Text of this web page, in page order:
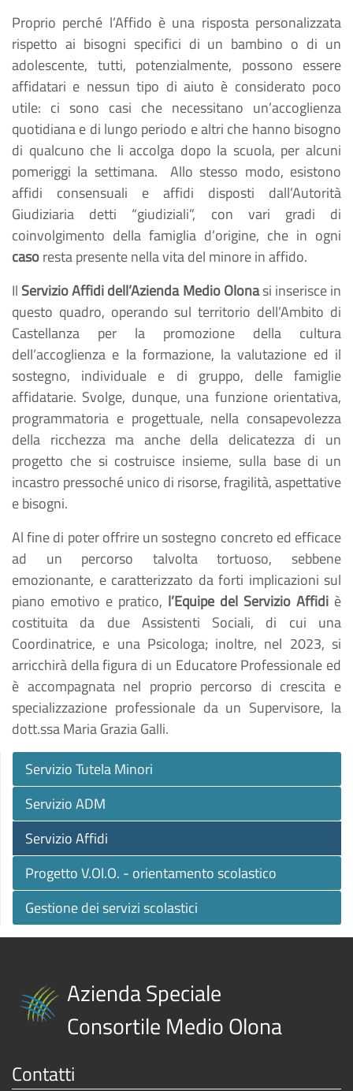
Proprio perché l’Affido è una risposta personalizzata
rispetto ai bisogni specifici di un bambino o di un
adolescente, tutti, potenzialmente, possono essere
affidatari e nessun tipo di aiuto è considerato poco
utile: ci sono casi che necessitano un’accoglienza
quotidiana e di lungo periodo e altri che hanno bisogno
di qualcuno che li accolga dopo la scuola, per alcuni
pomeriggi la settimana. Allo stesso modo, esistono
affidi consensuali e affidi disposti dall’Autorità
Giudiziaria detti “giudiziali”, con vari gradi di
coinvolgimento della famiglia d’origine, che in ogni
casoresta presente nella vita del minore in affido.
Il Servizio Affidi dell’Azienda Medio Olonasi inserisce in
questo quadro, operando sul territorio dell’Ambito di
Castellanza per la promozione della cultura
dell’accoglienza e la formazione, la valutazione ed il
sostegno, individuale e di gruppo, delle famiglie
affidatarie. Svolge, dunque, una funzione orientativa,
programmatoria e progettuale, nella consapevolezza
della ricchezza ma anche della delicatezza di un
progetto che si costruisce insieme, sulla base di un
incastro pressoché unico di risorse, fragilità, aspettative
e bisogni.
Al fine di poter offrire un sostegno concreto ed efficace
ad un percorso talvolta tortuoso, sebbene
emozionante, e caratterizzato da forti implicazioni sul
piano emotivo e pratico, l’Equipe del Servizio Affidi è
costituita da due Assistenti Sociali, di cui una
Coordinatrice, e una Psicologa; inoltre, nel 2023, si
arricchirà della figura di un Educatore Professionale ed
è accompagnata nel proprio percorso di crescita e
specializzazione professionale da un Supervisore, la
dott.ssa Maria Grazia Galli.
Servizio Tutela Minori
Servizio ADM
Servizio Affidi
Progetto V.Ol.O. - orientamento scolastico
Gestione dei servizi scolastici
Azienda Speciale
Consortile Medio Olona
Contatti